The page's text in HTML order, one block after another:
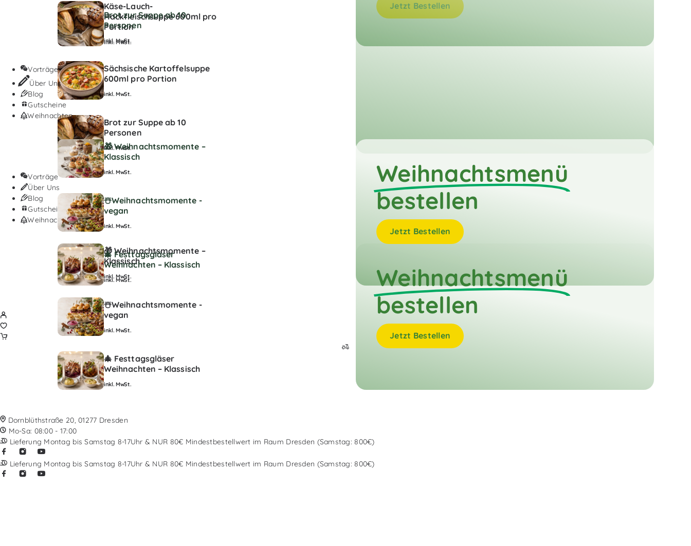
Käse-Lauch-
Hackfleischsuppe 600ml pro
Portion
inkl. MwSt.
Sächsische Kartoffelsuppe
600ml pro Portion
inkl. MwSt.
Brot zur Suppe ab 10
Personen
inkl. MwSt.
Jetzt Bestellen
Vorträge
Über Uns
Blog
Gutscheine
Weihnachten
🎁 Weihnachtsmomente –
Klassisch
inkl. MwSt.
☃️Weihnachtsmomente -
vegan
inkl. MwSt.
🎄 Festtagsgläser
Weihnachten – Klassisch
inkl. MwSt.
Weihnachtsmenü
bestellen
Jetzt Bestellen
Dornblüthstraße 20, 01277 Dresden
Mo-Sa: 08:00 - 17:00
Lieferung Montag bis Samstag 8-17Uhr & NUR 80€ Mindestbestellwert im Raum Dresden (Samstag: 800€)
Lieferung Montag bis Samstag 8-17Uhr & NUR 80€ Mindestbestellwert im Raum Dresden (Samstag: 800€)
Brot zur Suppe ab 10
Personen
inkl. MwSt.
Vorträge
Über Uns
Blog
Gutscheine
Weihnachten
🎁 Weihnachtsmomente –
Klassisch
inkl. MwSt.
☃️Weihnachtsmomente -
vegan
inkl. MwSt.
🎄 Festtagsgläser
Weihnachten – Klassisch
inkl. MwSt.
Weihnachtsmenü
bestellen
Jetzt Bestellen